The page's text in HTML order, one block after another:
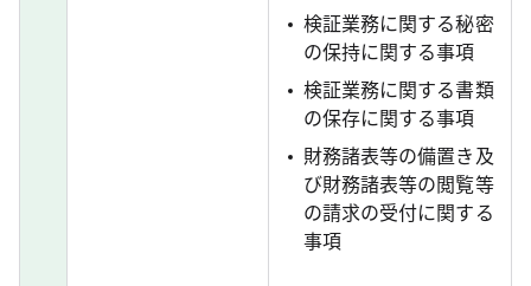
検証業務に関する秘密
の保持に関する事項
検証業務に関する書類
の保存に関する事項
財務諸表等の備置き及
び財務諸表等の閲覧等
の請求の受付に関する
事項